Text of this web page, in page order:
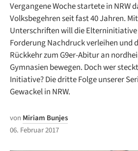
Vergangene Woche startete in NRW
Volksbegehren seit fast 40 Jahren.
Unterschriften will die Elterninitiative
Forderung Nachdruck verleihen und
Rückkehr zum G9er-Abitur an
Gymnasien bewegen. Doch wer
Initiative? Die dritte Folge unserer
Gewackel in NRW.
von Miriam Bunjes
06. Februar 2017